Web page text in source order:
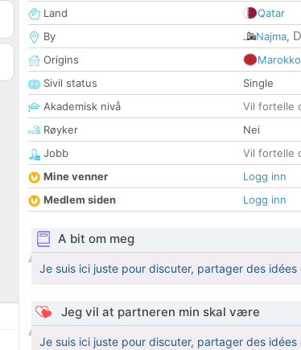
Land
Qatar
By
Najma,
Origins
Marokko
Sivil status
Single
Akademisk nivå
Vil fortelle
Røyker
Nei
Jobb
Vil fortelle
Mine venner
Logg inn
Medlem siden
Logg inn
A bit om meg
Je suis ici juste pour discuter, partager des
Jeg vil at partneren min skal være
Je suis ici juste pour discuter, partager des